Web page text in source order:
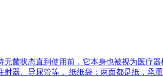
菌状态‌直到使用前，它本身也被视为医疗
器、导尿管等 。‌纸纸袋‌：两面都是纸，承